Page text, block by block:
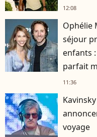
12:08
Ophélie
séjour
enfants
parfait
11:36
voyage